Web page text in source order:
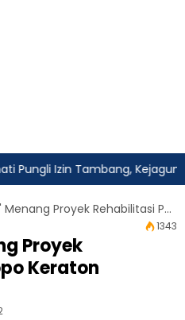
Tambang, Kejagung Harus
'CV Legend' Menang Proyek Rehabilitasi Pendopo Keraton Sumenep
1343
Proyek
Keraton